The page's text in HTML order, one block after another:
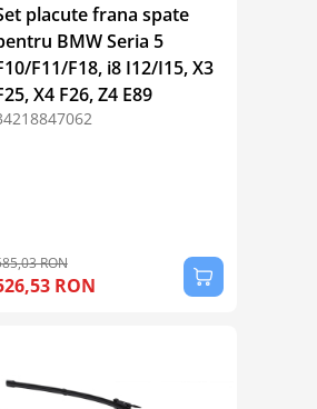
placute frana spate
BMW Seria 5
F11/F18, i8 I12/I15, X3
X4 F26, Z4 E89
RON
RON